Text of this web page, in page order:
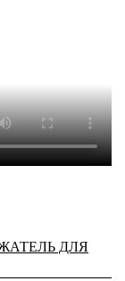
ДЛЯ